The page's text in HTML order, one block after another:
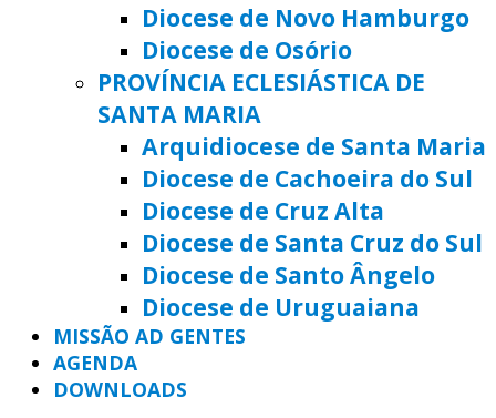
Diocese de Novo Hamburgo
Diocese de Osório
PROVÍNCIA ECLESIÁSTICA DE
SANTA MARIA
Arquidiocese de Santa Maria
Diocese de Cachoeira do Sul
Diocese de Cruz Alta
Diocese de Santa Cruz do Sul
Diocese de Santo Ângelo
Diocese de Uruguaiana
MISSÃO AD GENTES
AGENDA
DOWNLOADS